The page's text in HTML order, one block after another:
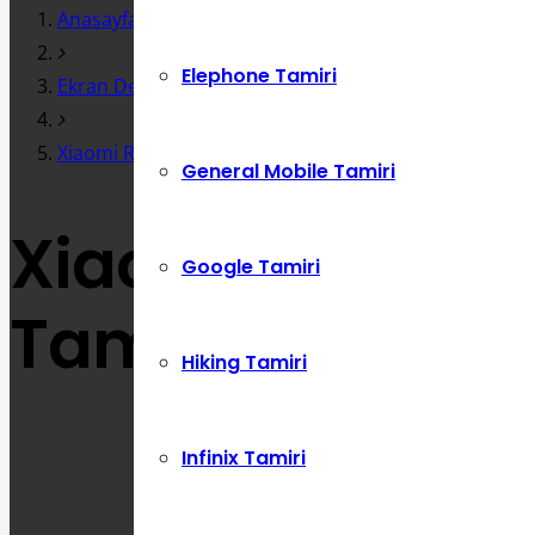
Elephone Tamiri
General Mobile Tamiri
Google Tamiri
Hiking Tamiri
Infinix Tamiri
Anasayfa
Ekran Değişimi
Xiaomi Redmi K20 Pro Anakart ve Sıvı Temas Tamiri
Xiaomi Redmi
Tamiri